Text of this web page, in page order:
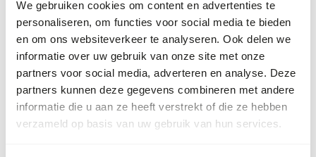
We gebruiken cookies om content en advertenties te
personaliseren, om functies voor social media te bieden
en om ons websiteverkeer te analyseren. Ook delen we
informatie over uw gebruik van onze site met onze
partners voor social media, adverteren en analyse. Deze
partners kunnen deze gegevens combineren met andere
informatie die u aan ze heeft verstrekt of die ze hebben
verzameld op basis van uw gebruik van hun services.
Voedingsadvies
Let op: Variatie met eiwitbronnen is noodzakelijk. Dit
product is een rauw diervoeder. Houd daarom de
hygiënevoorschriften in acht.